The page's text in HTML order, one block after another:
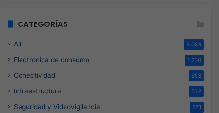
CATEGORÍAS
All 5.084
Electrónica de consumo 1.220
Conectividad 653
Infraestructura 572
Seguridad y Videovigilancia 571